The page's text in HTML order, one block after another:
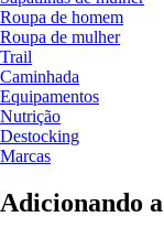
Roupa de homem
Roupa de mulher
Trail
Caminhada
Equipamentos
Nutrição
Destocking
Marcas
Adicionando